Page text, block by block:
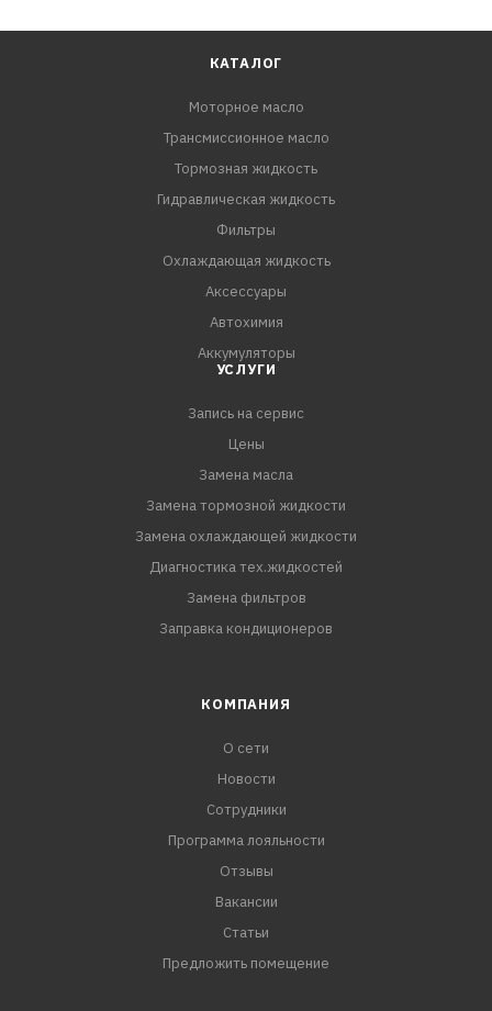
КАТАЛОГ
Моторное масло
Трансмиссионное масло
Тормозная жидкость
Гидравлическая жидкость
Фильтры
Охлаждающая жидкость
Аксессуары
Автохимия
Аккумуляторы
УСЛУГИ
Запись на сервис
Цены
Замена масла
Замена тормозной жидкости
Замена охлаждающей жидкости
Диагностика тех.жидкостей
Замена фильтров
Заправка кондиционеров
КОМПАНИЯ
О сети
Новости
Сотрудники
Программа лояльности
Отзывы
Вакансии
Статьи
Предложить помещение